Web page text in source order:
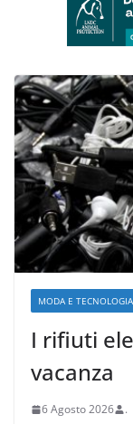
MODA E TECNOLOGIA
I rifiuti
vacanza
6 Agosto 2026 .